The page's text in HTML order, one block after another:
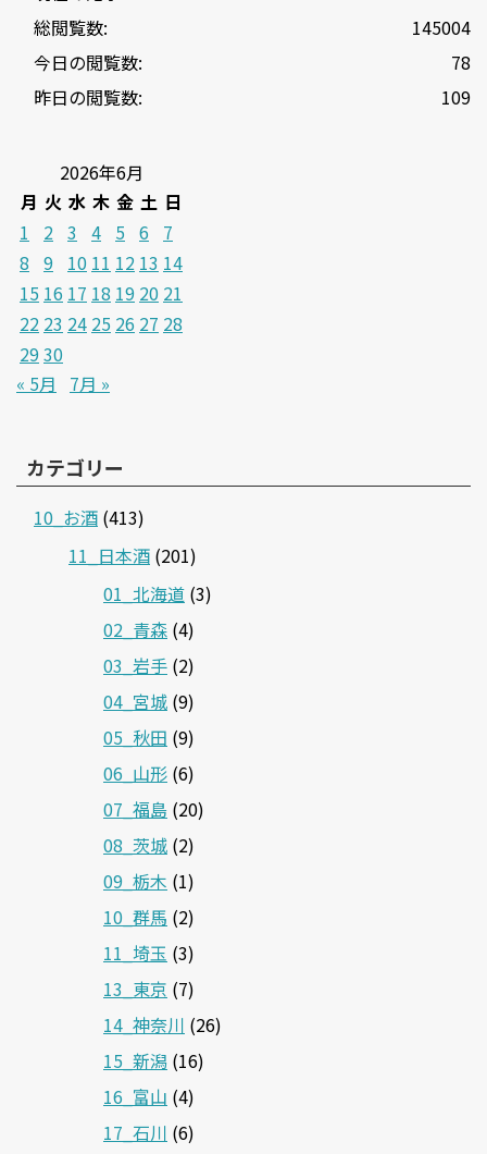
145004
総閲覧数:
78
今日の閲覧数:
109
昨日の閲覧数:
2026年6月
月 火 水 木 金 土 日
1
2 3 4 5 6
7
8 9 10 11 12 13 14
15 16 17 18 19 20 21
22 23 24 25 26 27 28
2930
« 5月
7月 »
カテゴリー
10_お酒 (413)
11_日本酒 (201)
01_北海道 (3)
02_青森 (4)
03_岩手 (2)
04_宮城 (9)
05_秋田 (9)
06_山形 (6)
07_福島 (20)
08_茨城 (2)
09_栃木 (1)
10_群馬 (2)
11_埼玉 (3)
13_東京 (7)
14_神奈川 (26)
15_新潟 (16)
16_富山 (4)
17_石川 (6)